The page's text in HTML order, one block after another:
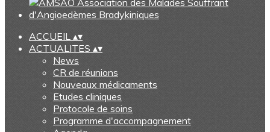
ACCUEIL ▴▾
ACTUALITES ▴▾
News
CR de réunions
Nouveaux médicaments
Etudes cliniques
Protocole de soins
Programme d'accompagnement